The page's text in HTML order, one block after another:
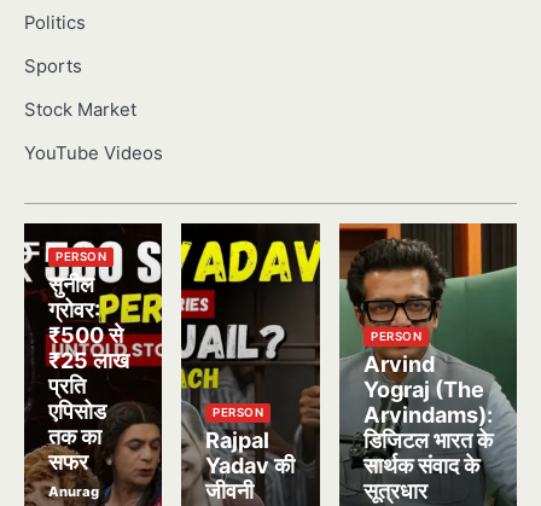
Politics
Sports
Stock Market
YouTube Videos
PERSON
सुनील
ग्रोवर:
₹500 से
₹25 लाख
प्रति
एपिसोड
तक का
सफर
Anurag
PERSON
Rajpal
Yadav की
जीवनी
PERSON
Arvind
Yograj (The
Arvindams):
डिजिटल भारत के
सार्थक संवाद के
सूत्रधार